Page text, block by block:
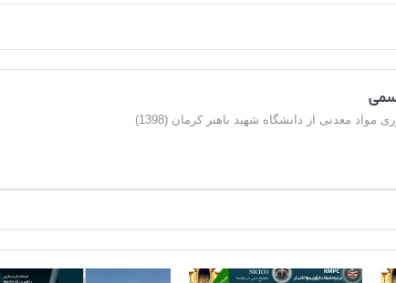
مواد معدنی از دانشگاه شهید باهنر کرمان (1398)